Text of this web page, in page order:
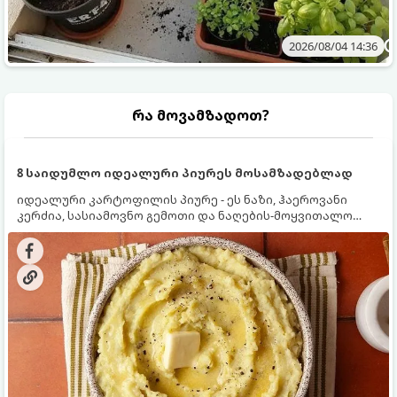
2026/08/04 14:36
რა მოვამზადოთ?
8 საიდუმლო იდეალური პიურეს მოსამზადებლად
იდეალური კარტოფილის პიურე - ეს ნაზი, ჰაეროვანი
კერძია, სასიამოვნო გემოთი და ნაღების-მოყვითალო
ფერით. მისი მომზადება ძალიან მარტივია, მაგრამ
არსებობს რამდენიმე საიდუმლო, რომლებიც უნდა
იცოდეთ, რომ პიურე იდეალურად გემრიელი გამოვიდეს.